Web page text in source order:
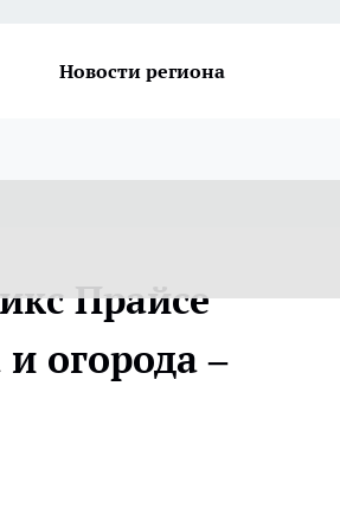
Новости региона
Прайсе
огорода –